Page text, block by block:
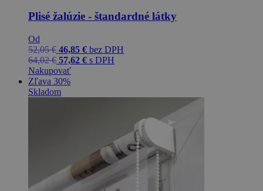
Plisé žalúzie - štandardné látky
Od
52,05€ 46,85 € bez DPH
64,02€ 57,62 € s DPH
Nakupovať
Zľava 30%
Skladom